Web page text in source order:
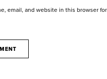
email, and website in this browser